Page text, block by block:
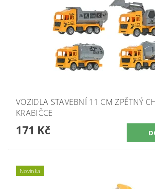
VOZIDLA STAVEBNÍ 11 CM ZPĚTNÝ
KRABIČCE
171 Kč
Novinka